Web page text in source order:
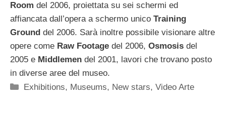
Room del 2006, proiettata su sei schermi ed
affiancata dall’opera a schermo unico Training
Ground del 2006. Sarà inoltre possibile visionare altre
opere come Raw Footage del 2006, Osmosis del
2005 e Middlemen del 2001, lavori che trovano posto
in diverse aree del museo.
Categorie
Exhibitions, Museums, New stars,Video Arte